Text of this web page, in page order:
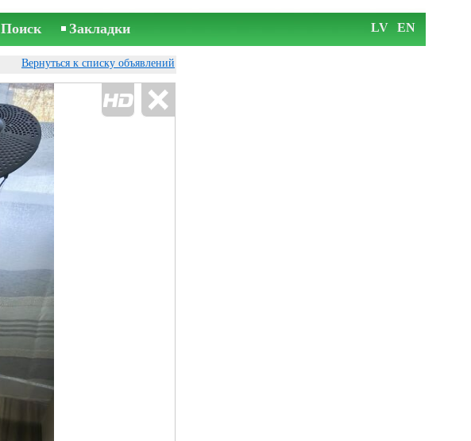
Поиск Закладки LV EN
Вернуться к списку объявлений